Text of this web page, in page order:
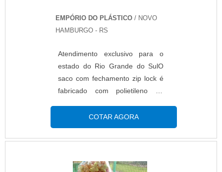
EMPÓRIO DO PLÁSTICO / NOVO
HAMBURGO - RS
Atendimento exclusivo para o
estado do Rio Grande do SulO
saco com fechamento zip lock é
fabricado com polietileno de
ser confeccionado de impressos
ou lisos, transparentes ou
pigmentados em até 6 cores.O
muito tempo na indústria, pois
COTAR AGORA